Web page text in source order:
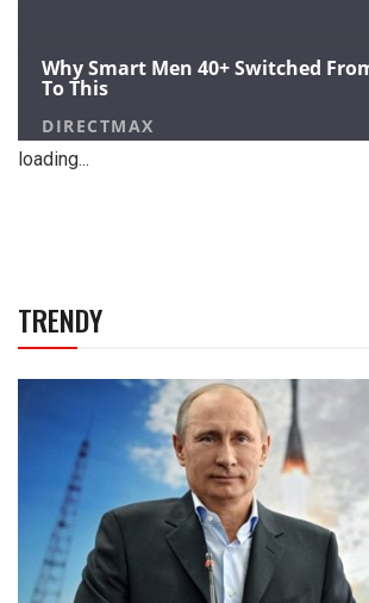
loading...
TRENDY